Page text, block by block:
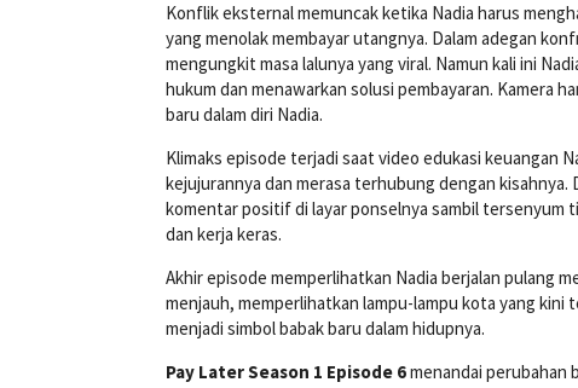
Konflik eksternal memuncak ketika Nadia harus
yang menolak membayar utangnya. Dalam adegan
mengungkit masa lalunya yang viral. Namun kali ini
hukum dan menawarkan solusi pembayaran. Kamera
baru dalam diri Nadia.
Klimaks episode terjadi saat video edukasi keuangan
kejujurannya dan merasa terhubung dengan kisahnya.
komentar positif di layar ponselnya sambil tersenyum
dan kerja keras.
Akhir episode memperlihatkan Nadia berjalan pulang
menjauh, memperlihatkan lampu-lampu kota yang
menjadi simbol babak baru dalam hidupnya.
Pay Later Season 1 Episode 6menandai perubahan